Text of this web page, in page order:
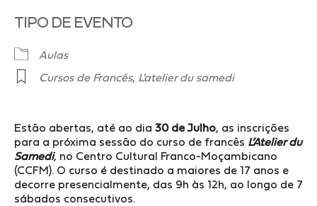
TIPO DE EVENTO
Aulas
Cursos de Francês, L'atelier du samedi
Estão abertas, até ao dia 30 de Julho, as inscrições
para a próxima sessão do curso de francês L’Atelier du
Samedi, no Centro Cultural Franco-Moçambicano
(CCFM). O curso é destinado a maiores de 17 anos e
decorre presencialmente, das 9h às 12h, ao longo de 7
sábados consecutivos.